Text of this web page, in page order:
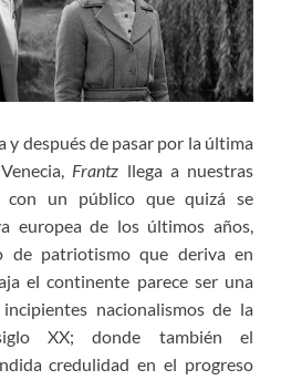
y después de pasar por la última
Frantz llega a nuestras
con un público que quizá se
europea de los últimos años,
de patriotismo que deriva en
el continente parece ser una
nacionalismos de la
XX; donde también el
credulidad en el progreso